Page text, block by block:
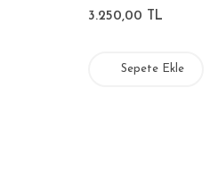
3.250,00 TL
Sepete Ekle